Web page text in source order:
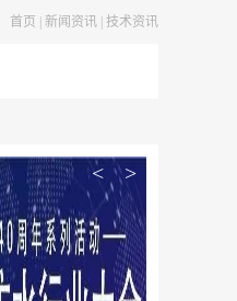
首页 新闻资讯 技术资讯
< >